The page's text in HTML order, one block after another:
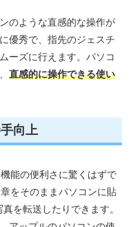
のような直感的な操作が
優秀で、指先のジェスチ
ーズに行えます。パソコ
直感的に操作できる使い
向上
能の便利さに驚くはずで
をそのままパソコンに貼
を転送したりできます。